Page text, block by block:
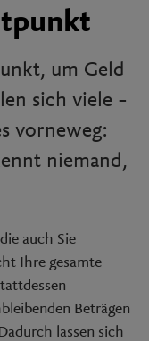
um Geld
sich viele –
vorneweg:
niemand,
auch Sie
Ihre gesamte
Beträgen
lassen sich